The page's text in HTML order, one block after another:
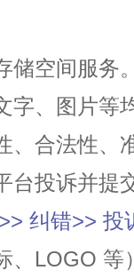
储空间服务
字、图片等
、合法性、
台投诉并提
纠错>> 投
、LOGO